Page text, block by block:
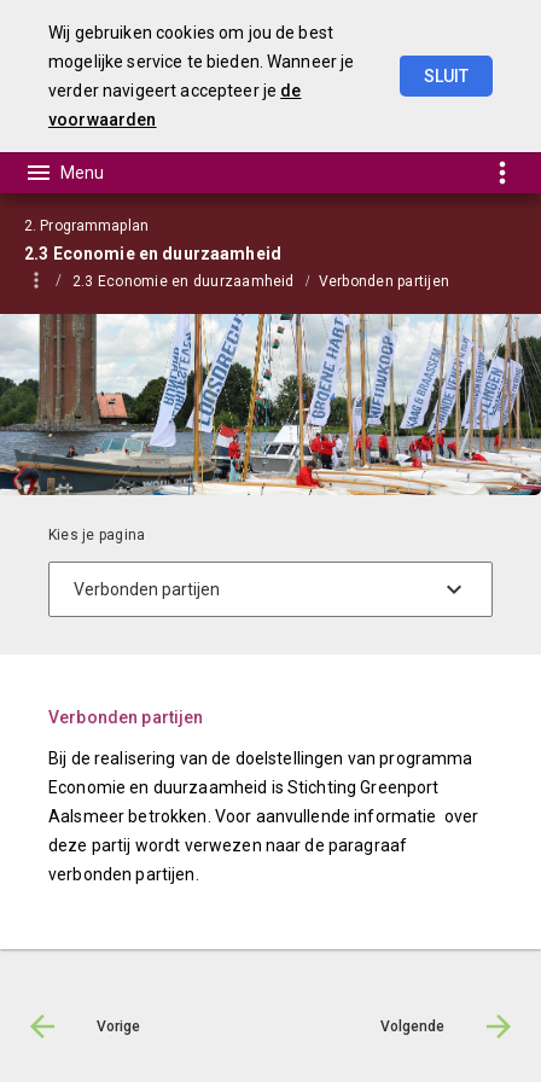
Wij gebruiken cookies om jou de best
mogelijke service te bieden. Wanneer je
verder navigeert accepteer je de
voorwaarden
SLUIT
2. Programmaplan
2.3 Economie en duurzaamheid
2.3 Economie en duurzaamheid Verbonden partijen
Verbonden partijen
Bij de realisering van de doelstellingen van programma
Economie en duurzaamheid is Stichting Greenport
Aalsmeer betrokken. Voor aanvullende informatie over
deze partij wordt verwezen naar de paragraaf
verbonden partijen.
Vorige Volgende